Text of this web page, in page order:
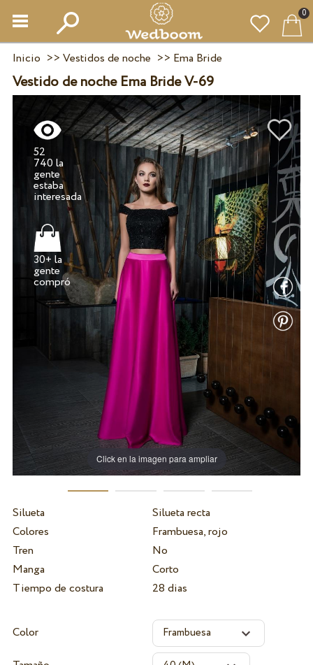
0
Inicio >> Vestidos de noche >> Ema Bride
Vestido de noche Ema Bride V-69
Click en la imagen para ampliar
52
740 la
gente
estaba
30+ la
gente
compró
Silueta
Silueta recta
Colores
Frambuesa, rojo
Tren
No
Manga
Corto
Tiempo de costura
28 dias
Color